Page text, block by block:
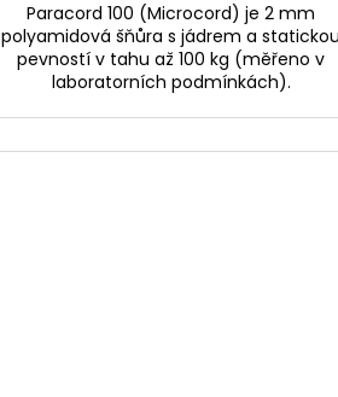
Paracord 100 (Microcord) je 2 mm
polyamidová šňůra s jádrem a statickou
pevností v tahu až 100 kg (měřeno v
laboratorních podmínkách).